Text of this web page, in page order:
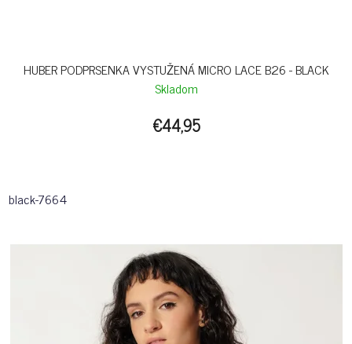
HUBER PODPRSENKA VYSTUŽENÁ MICRO LACE B26 - BLACK
Skladom
€44,95
black-7664